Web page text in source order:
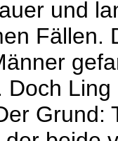
und
Fällen.
Doch
Grund: